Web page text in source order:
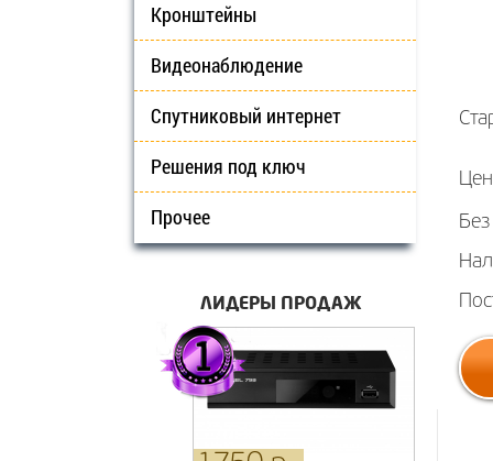
Кронштейны
Видеонаблюдение
Спутниковый интернет
Решения под ключ
Прочее
ЛИДЕРЫ ПРОДАЖ